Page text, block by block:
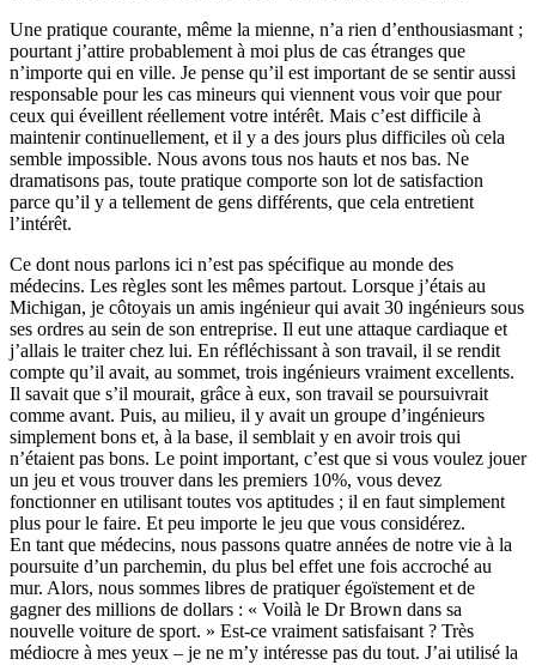
Une pratique courante, même la mienne, n’a rien d’enthousiasmant ;
pourtant j’attire probablement à moi plus de cas étranges que
n’importe qui en ville. Je pense qu’il est important de se sentir aussi
responsable pour les cas mineurs qui viennent vous voir que pour
ceux qui éveillent réellement votre intérêt. Mais c’est difficile à
maintenir continuellement, et il y a des jours plus difficiles où cela
semble impossible. Nous avons tous nos hauts et nos bas. Ne
dramatisons pas, toute pratique comporte son lot de satisfaction
parce qu’il y a tellement de gens différents, que cela entretient
l’intérêt.
Ce dont nous parlons ici n’est pas spécifique au monde des
médecins. Les règles sont les mêmes partout. Lorsque j’étais au
Michigan, je côtoyais un amis ingénieur qui avait 30 ingénieurs sous
ses ordres au sein de son entreprise. Il eut une attaque cardiaque et
j’allais le traiter chez lui. En réfléchissant à son travail, il se rendit
compte qu’il avait, au sommet, trois ingénieurs vraiment excellents.
Il savait que s’il mourait, grâce à eux, son travail se poursuivrait
comme avant. Puis, au milieu, il y avait un groupe d’ingénieurs
simplement bons et, à la base, il semblait y en avoir trois qui
n’étaient pas bons. Le point important, c’est que si vous voulez jouer
un jeu et vous trouver dans les premiers 10%, vous devez
fonctionner en utilisant toutes vos aptitudes ; il en faut simplement
plus pour le faire. Et peu importe le jeu que vous considérez.
En tant que médecins, nous passons quatre années de notre vie à la
poursuite d’un parchemin, du plus bel effet une fois accroché au
mur. Alors, nous sommes libres de pratiquer égoïstement et de
gagner des millions de dollars : « Voilà le Dr Brown dans sa
nouvelle voiture de sport. » Est-ce vraiment satisfaisant ? Très
médiocre à mes yeux – je ne m’y intéresse pas du tout. J’ai utilisé la